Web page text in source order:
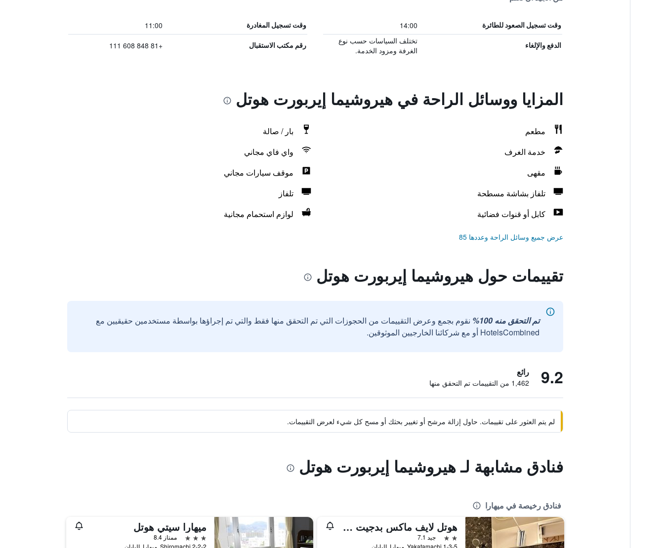
وقت تسجيل الصعود للطائرة 14:00 وقت تسجيل المغادرة 11:00
الدفع والإلغاء
تختلف السياسات حسب نوع
الغرفة ومزود الخدمة.
رقم مكتب الاستقبال +81 848 608 111
المزايا ووسائل الراحة في هيروشيما إيربورت هوتل
مطعم
بار / صالة
خدمة الغرف
واي فاي مجاني
مقهى
موقف سيارات مجاني
تلفاز بشاشة مسطحة
تلفاز
كابل أو قنوات فضائية
لوازم استحمام مجانية
عرض جميع وسائل الراحة وعددها 85
تقييمات حول هيروشيما إيربورت هوتل
تم التحقق منه 100%
نقوم بجمع وعرض التقييمات من الحجوزات التي تم التحقق منها فقط والتي تم إجراؤها بواسطة مستخدمين حقيقيين مع
HotelsCombined أو مع شركائنا الخارجيين الموثوقين.
9.2 رائع
1,462 من التقييمات تم التحقق منها
لم يتم العثور على تقييمات. حاول إزالة مرشح أو تغيير بحثك أو مسح كل شيء لعرض التقييمات.
فنادق مشابهة لـ هيروشيما إيربورت هوتل
فنادق رخيصة في ميهارا
هوتل لايف ماكس بدجيت ميهارا إكيماي
2 نجمتين
جيد 7.1
1-3-5 Yakatamachi, ميهارا, اليابان
ميهارا سيتي هوتل
3 نجوم
ممتاز 8.4
2-2-2 Shiromachi, ميهارا, اليابان